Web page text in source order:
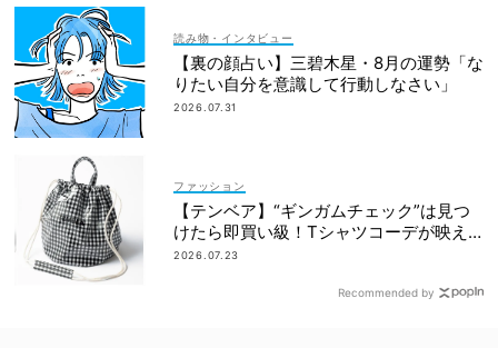
読み物・インタビュー
【裏の顔占い】三碧木星・8月の運勢「な
りたい自分を意識して行動しなさい」
2026.07.31
ファッション
【テンベア】“ギンガムチェック”は見つ
けたら即買い級！Tシャツコーデが映え
る「夏の相棒バッグ」3選
2026.07.23
Recommended by